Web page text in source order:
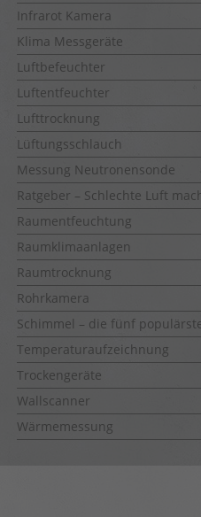
Infrarot Kamera
Klima Messgeräte
Luftbefeuchter
Luftentfeuchter
Lufttrocknung
Lüftungsschlauch
Messung Neutronensonde
Ratgeber – Schlechte Luft
Raumentfeuchtung
Raumklimaanlagen
Raumtrocknung
Rohrkamera
Schimmel – die fünf
Temperaturaufzeichnung
Trockengeräte
Wallscanner
Wärmemessung